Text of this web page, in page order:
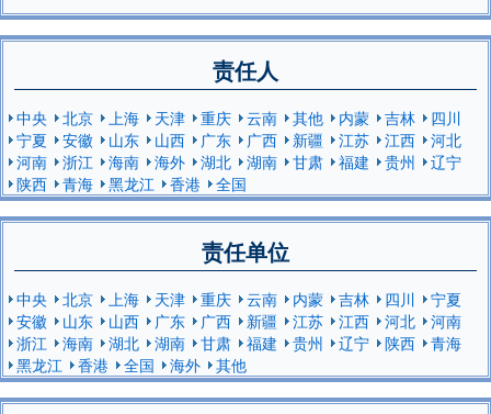
责任人
中央 北京 上海 天津 重庆 云南 其他 内蒙 吉林
四川
宁夏
安徽 山东 山西 广东 广西 新疆 江苏 江西
河北
河南
浙江 海南 海外 湖北 湖南 甘肃 福建 贵州
辽宁
陕西
青海 黑龙江 香港 全国
责任单位
中央 北京 上海 天津 重庆 云南 内蒙 吉林 四川
宁夏
安徽
山东 山西 广东 广西 新疆 江苏 江西 河北
河南
浙江
海南 湖北 湖南 甘肃 福建 贵州 辽宁 陕西
青海
黑龙江
香港 全国 海外 其他